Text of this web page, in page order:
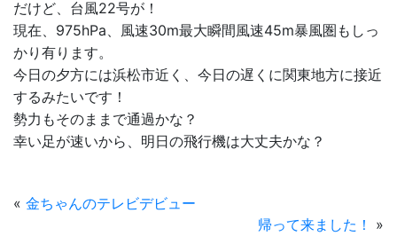
だけど、台風22号が！
現在、975hPa、風速30m最大瞬間風速45m暴風圏もしっ
かり有ります。
今日の夕方には浜松市近く、今日の遅くに関東地方に接近
するみたいです！
勢力もそのままで通過かな？
幸い足が速いから、明日の飛行機は大丈夫かな？
« 金ちゃんのテレビデビュー
帰って来ました！
»